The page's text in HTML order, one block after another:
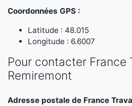
Coordonnées GPS :
Latitude : 48.015
Longitude : 6.6007
Pour contacter France
Remiremont
Adresse postale de France